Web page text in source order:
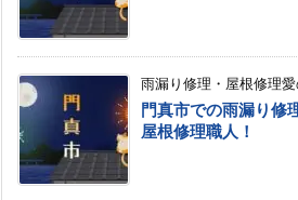
雨漏り修理・屋根修理愛
門真市での雨漏り修
屋根修理職人！